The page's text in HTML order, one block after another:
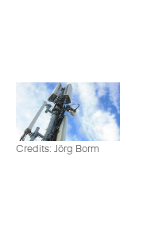
Credits: Jörg Borm